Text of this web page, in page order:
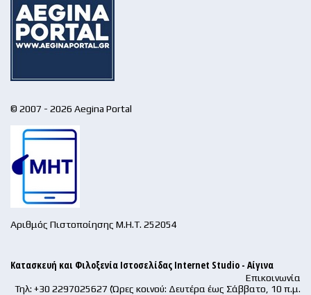
© 2007 - 2026 Aegina Portal
Αριθμός Πιστοποίησης Μ.Η.Τ. 252054
Κατασκευή και Φιλοξενία Ιστοσελίδας Internet Studio - Αίγινα
Επικοινωνία
Τηλ: +30 2297025627 (Ώρες κοινού: Δευτέρα έως Σάββατο, 10 π.μ.